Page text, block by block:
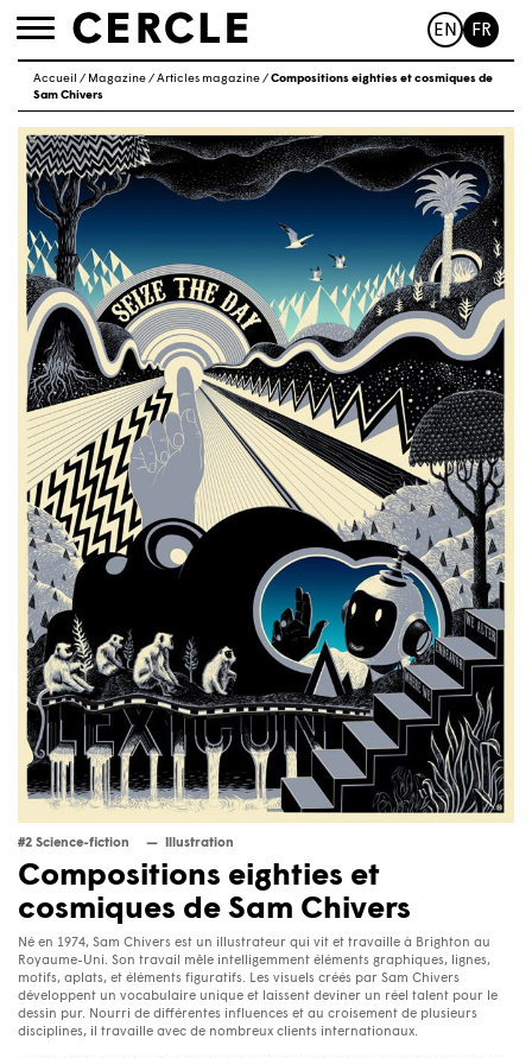
Toggle
EN FR
Accueil / Magazine/Articles magazine/Compositions eighties et cosmiques de
Sam Chivers
#2 Science-fiction Illustration
Compositions eighties et
cosmiques de Sam Chivers
Né en 1974, Sam Chivers est un illustrateur qui vit et travaille à Brighton au
Royaume-Uni. Son travail mêle intelligemment éléments graphiques, lignes,
motifs, aplats, et éléments figuratifs. Les visuels créés par Sam Chivers
développent un vocabulaire unique et laissent deviner un réel talent pour le
dessin pur. Nourri de différentes influences et au croisement de plusieurs
disciplines, il travaille avec de nombreux clients internationaux.